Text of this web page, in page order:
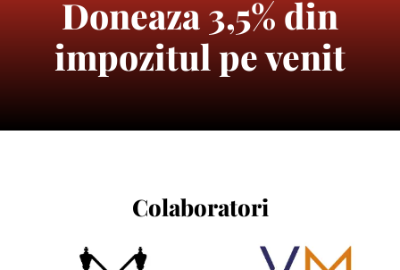
Doneaza 3,5% din
impozitul pe venit
Colaboratori